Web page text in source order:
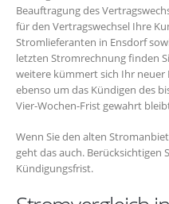
Beauftragung des
für den Vertragswechsel Ihre
Stromlieferanten in Ensdorf
letzten Stromrechnung finden
weitere kümmert sich Ihr neuer
ebenso um das Kündigen des
Vier-Wochen-Frist gewahrt
Wenn Sie den alten
geht das auch. Berücksichtigen
Kündigungsfrist.